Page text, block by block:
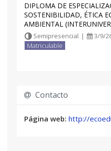
DIPLOMA DE
SOSTENIBILIDAD, ÉTICA
AMBIENTAL
Semipresencial | 3/9/
Matriculable
Contacto
Página web: http://